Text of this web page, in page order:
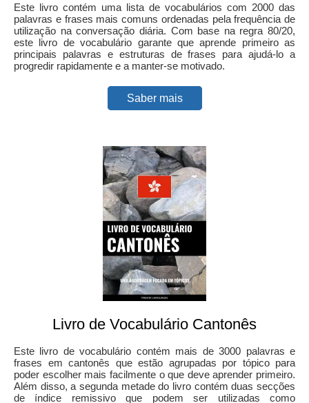
Este livro contém uma lista de vocabulários com 2000 das
palavras e frases mais comuns ordenadas pela frequência de
utilização na conversação diária. Com base na regra 80/20,
este livro de vocabulário garante que aprende primeiro as
principais palavras e estruturas de frases para ajudá-lo a
progredir rapidamente e a manter-se motivado.
Saber mais
Livro de Vocabulário Cantonês
Este livro de vocabulário contém mais de 3000 palavras e
frases em cantonês que estão agrupadas por tópico para
poder escolher mais facilmente o que deve aprender primeiro.
Além disso, a segunda metade do livro contém duas secções
de índice remissivo que podem ser utilizadas como